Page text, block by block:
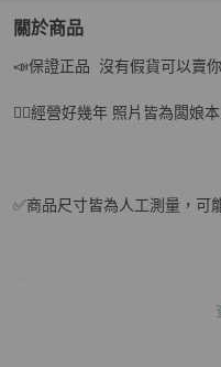
關於商品
關於💎Han's house精品
📣保證正品  沒有假貨可以賣你
❤️‍🔥經營好幾年 照片皆為闆娘
✅商品尺寸皆為人工測量，可